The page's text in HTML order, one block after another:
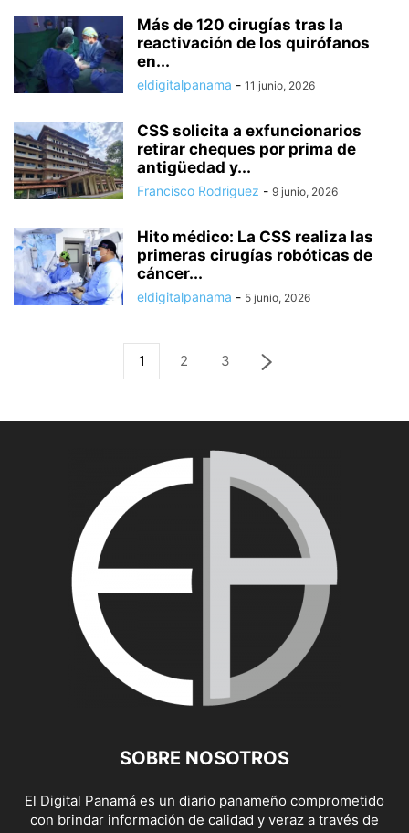
Más de 120 cirugías tras la
reactivación de los quirófanos
en...
eldigitalpanama - 11 junio, 2026
CSS solicita a exfuncionarios
retirar cheques por prima de
antigüedad y...
Francisco Rodriguez - 9 junio, 2026
Hito médico: La CSS realiza las
primeras cirugías robóticas de
cáncer...
eldigitalpanama - 5 junio, 2026
1 2 3
SOBRE NOSOTROS
El Digital Panamá es un diario panameño comprometido
con brindar información de calidad y veraz a través de